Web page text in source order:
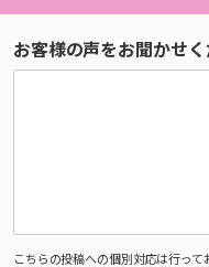
お客様の声をお聞かせく
こちらの投稿への個別対応は行っ